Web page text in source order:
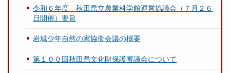
令和６年度 秋田県立農業科学館運営協議会（７月２６
日開催）要旨
岩城少年自然の家協働会議の概要
第１００回秋田県文化財保護審議会について